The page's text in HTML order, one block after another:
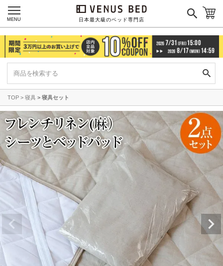
日本最大級のベッド専門店
MENU
TOP 寝具 寝具セット